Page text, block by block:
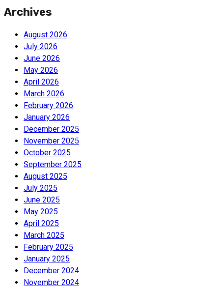
Archives
August 2026
July 2026
June 2026
May 2026
April 2026
March 2026
February 2026
January 2026
December 2025
November 2025
October 2025
September 2025
August 2025
July 2025
June 2025
May 2025
April 2025
March 2025
February 2025
January 2025
December 2024
November 2024